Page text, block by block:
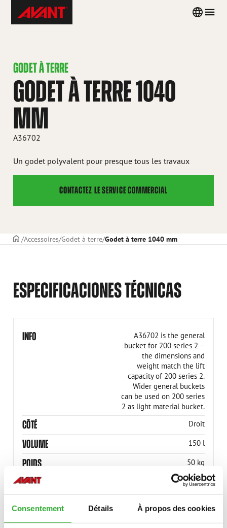
Consentement Détails À propos des cookies
content
Avant
Tecno
France
Country
GODET À TERRE
GODET À TERRE 1040
MM
A36702
Un godet polyvalent pour presque tous les travaux
CONTACTEZ LE SERVICE COMMERCIAL
PAGE DE COUVERTURE
Accessoires Godet à terre Godet à terre 1040 mm
ESPECIFICACIONES TÉCNICAS
INFO
A36702 is the general
bucket for 200 series 2 –
the dimensions and
weight match the lift
capacity of 200 series 2.
Wider general buckets
can be used on 200 series
2 as light material bucket.
CÔTÉ Droit
VOLUME 150 l
POIDS 50 kg
LARGEUR 1040 mm